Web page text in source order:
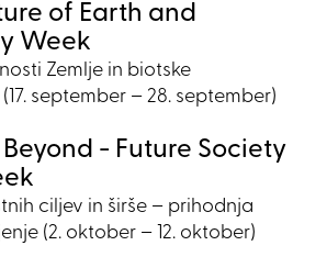
of Earth and
Week
Zemlje in biotske
september – 28. september)
Beyond - Future Society
ciljev in širše – prihodnja
(2. oktober – 12. oktober)